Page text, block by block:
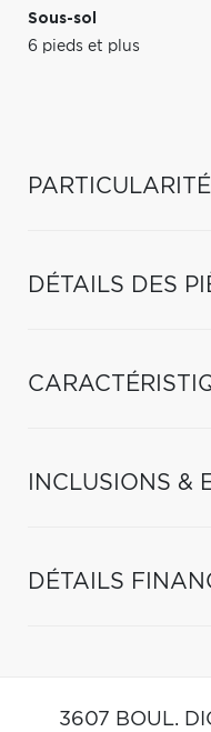
Sous-sol
6 pieds et plus
DÉTAILS DES
INCLUSIONS &
DÉTAILS
3607 BOUL.